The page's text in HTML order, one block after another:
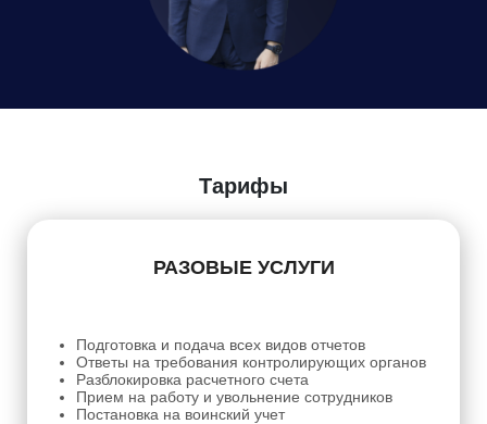
Тарифы
РАЗОВЫЕ УСЛУГИ
Подготовка и подача всех видов отчетов
Ответы на требования контролирующих органов
Разблокировка расчетного счета
Прием на работу и увольнение сотрудников
Постановка на воинский учет
Политику конфиденциальности
Согласие на обработку персональных данных